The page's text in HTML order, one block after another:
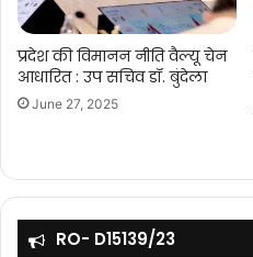
प्रदेश की विमानन नीति वैल्यू चेन
आधारित : उप सचिव डॉ. बुंदेला
June 27, 2025
RO- D15139/23